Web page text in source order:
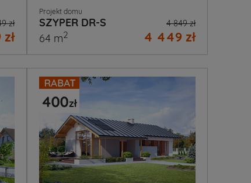
zł
Projekt domu
SZYPER DR-S 4 849 zł
4 449 zł
64 m2